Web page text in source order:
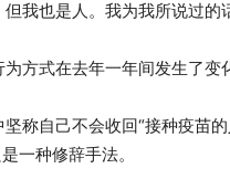
我也是人。我为我所说过的
方式在去年一年间发生了变
称自己不会收回“接种疫苗
一种修辞手法。